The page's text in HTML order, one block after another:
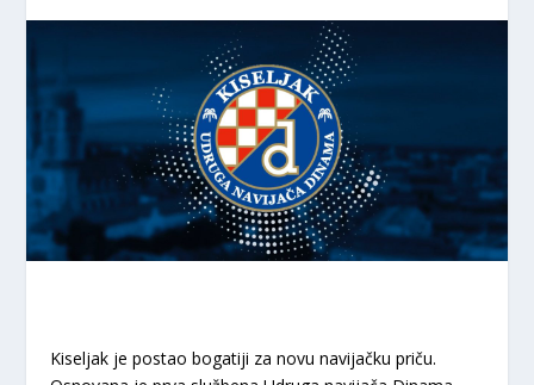
Kiseljak je postao bogatiji za novu navijačku priču.